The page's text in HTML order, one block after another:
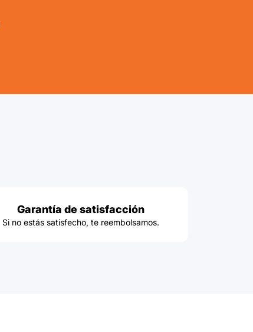
Garantía de satisfacción
Si no estás satisfecho, te reembolsamos.